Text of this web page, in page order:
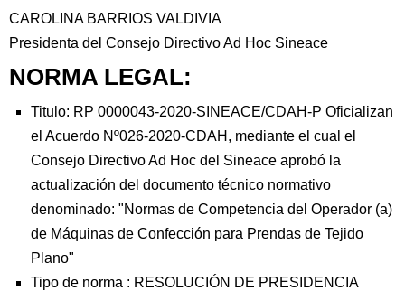
CAROLINA BARRIOS VALDIVIA
Presidenta del Consejo Directivo Ad Hoc Sineace
NORMA LEGAL:
Titulo: RP 0000043-2020-SINEACE/CDAH-P Oficializan
el Acuerdo Nº026-2020-CDAH, mediante el cual el
Consejo Directivo Ad Hoc del Sineace aprobó la
actualización del documento técnico normativo
denominado: "Normas de Competencia del Operador (a)
de Máquinas de Confección para Prendas de Tejido
Plano"
Tipo de norma : RESOLUCIÓN DE PRESIDENCIA